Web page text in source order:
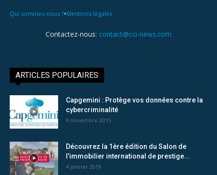
Qui sommes-nous ?•Mentions légales
Contactez-nous: contact@cci-news.com
ARTICLES POPULAIRES
Capgemini : Protège vos données contre la
cybercriminalité
9 novembre 2015
Découvrez la 1ère édition du Salon de
l’immobilier international de prestige...
4 janvier 2019